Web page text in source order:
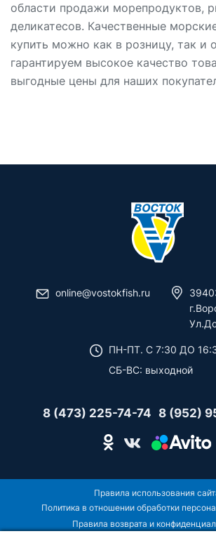
области продажи морепродуктов,
деликатесов. Качественные
купить можно как в розницу, так и
гарантируем высокое качество
выгодные цены для наших
online@vostokfish.ru
ПН-ПТ. C 7:30 ДО
СБ-ВС: выходной
8 (473) 225-74-74 8 (952)
Правила использования
Политика в отношении обработки
Правила возврата и